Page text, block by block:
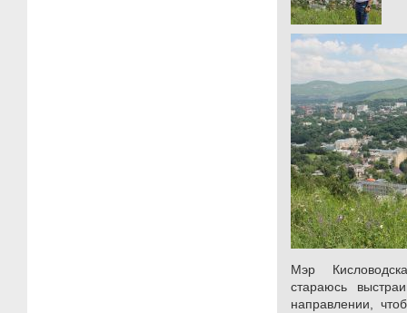
Мэр
стараюсь
направлении,